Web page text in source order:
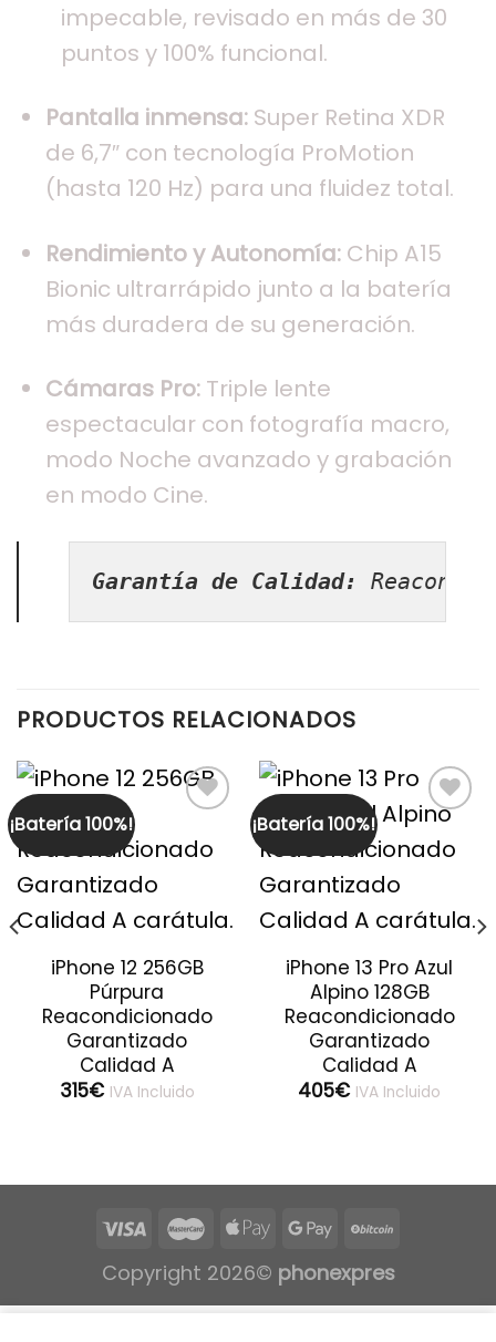
impecable, revisado en más de 30
puntos y 100% funcional.
Pantalla inmensa: Super Retina XDR
de 6,7″ con tecnología ProMotion
(hasta 120 Hz) para una fluidez total.
Rendimiento y Autonomía: Chip A15
Bionic ultrarrápido junto a la batería
más duradera de su generación.
Cámaras Pro: Triple lente
espectacular con fotografía macro,
modo Noche avanzado y grabación
en modo Cine.
Garantía de Calidad:
PRODUCTOS RELACIONADOS
¡Batería 100%!
iPhone 12 256GB
Púrpura
Reacondicionado
Garantizado
Calidad A
315€ IVA Incluido
¡Batería 100%!
iPhone 13 Pro Azul
Alpino 128GB
Reacondicionado
Garantizado
Calidad A
405€ IVA Incluido
Copyright 2026© phonexpres